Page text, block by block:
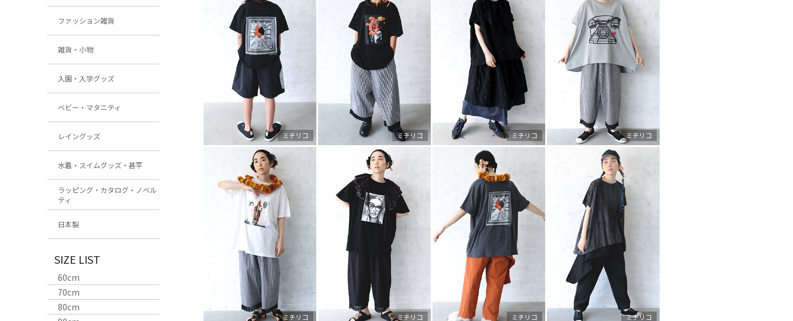
ファッション雑貨
雑貨・小物
入園・入学グッズ
ベビー・マタニティ
レイングッズ
水着・スイムグッズ・甚平
ラッピング・カタログ・ノベル
ティ
日本製
SIZE LIST
60cm
70cm
80cm
ミチリコ ミチリコ ミチリコ ミチリコ
ミチリコ ミチリコ ミチリコ ミチリコ